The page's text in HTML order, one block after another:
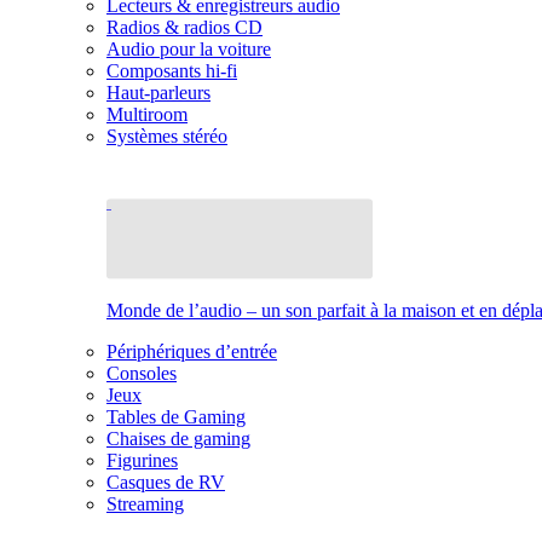
Lecteurs & enregistreurs audio
Radios & radios CD
Audio pour la voiture
Composants hi-fi
Haut-parleurs
Multiroom
Systèmes stéréo
Monde de l’audio – un son parfait à la maison et en
Périphériques d’entrée
Consoles
Jeux
Tables de Gaming
Chaises de gaming
Figurines
Casques de RV
Streaming